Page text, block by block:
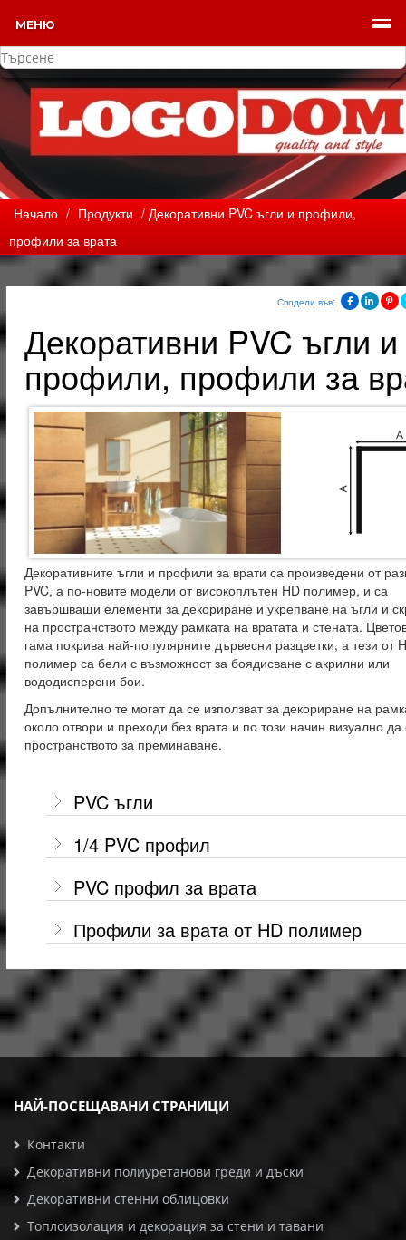
МЕНЮ
Начало / Продукти / Декоративни PVC ъгли и профили,
профили за врата
Сподели във:
Декоративни PVC ъгли и
профили, профили за
Декоративните ъгли и профили за врати са произведени от
PVC, а по-новите модели от високоплътен HD полимер, и са
завършващи елементи за декориране и укрепване на ъгли и
на пространството между рамката на вратата и стената.
гама покрива най-популярните дървесни разцветки, а тези от
полимер са бели с възможност за боядисване с акрилни или
вододисперсни бои.
Допълнително те могат да се използват за декориране на
около отвори и преходи без врата и по този начин визуално да
пространството за преминаване.
PVC ъгли
1/4 PVC профил
PVC профил за врата
Профили за врата от HD полимер
НАЙ-ПОСЕЩАВАНИ СТРАНИЦИ
Контакти
Декоративни полиуретанови греди и дъски
Декоративни стенни облицовки
Топлоизолация и декорация за стени и тавани